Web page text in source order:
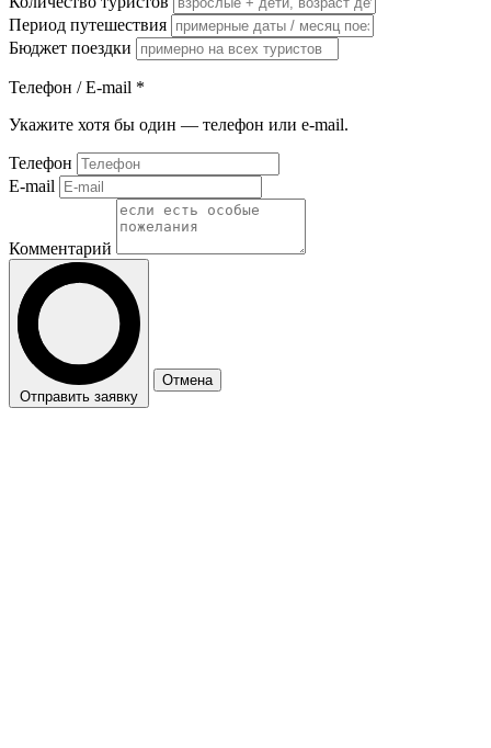
Период путешествия
Бюджет поездки
Телефон / E-mail *
Укажите хотя бы один — телефон или e-mail.
Телефон
E-mail
Комментарий
Отправить заявку
Отмена